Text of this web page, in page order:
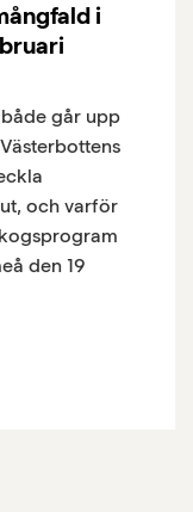
i
går upp
och varför
den 19